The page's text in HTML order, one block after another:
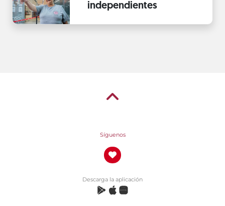
independientes
Síguenos
Descarga la aplicación